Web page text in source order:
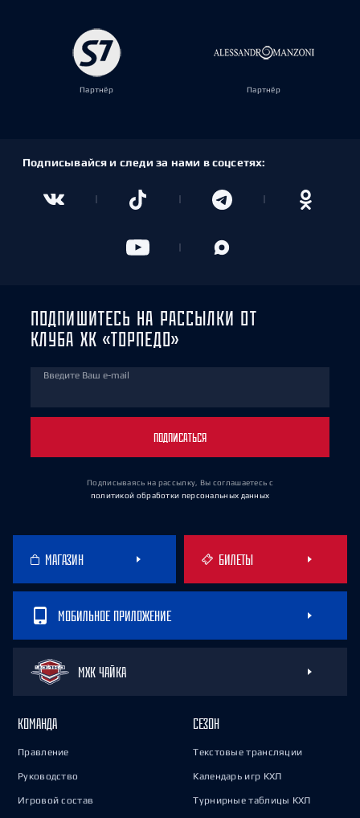
Партнёр Партнёр
Подписывайся и следи за нами в соцсетях:
ПОДПИШИТЕСЬ НА РАССЫЛКИ ОТ
КЛУБА ХК «ТОРПЕДО»
Введите Ваш e-mail
ПОДПИСАТЬСЯ
Подписываясь на рассылку, Вы соглашаетесь с
политикой обработки персональных данных
МАГАЗИН БИЛЕТЫ
МОБИЛЬНОЕ ПРИЛОЖЕНИЕ
МХК ЧАЙКА
КОМАНДА
Правление
Руководство
Игровой состав
СЕЗОН
Текстовые трансляции
Календарь игр КХЛ
Турнирные таблицы КХЛ